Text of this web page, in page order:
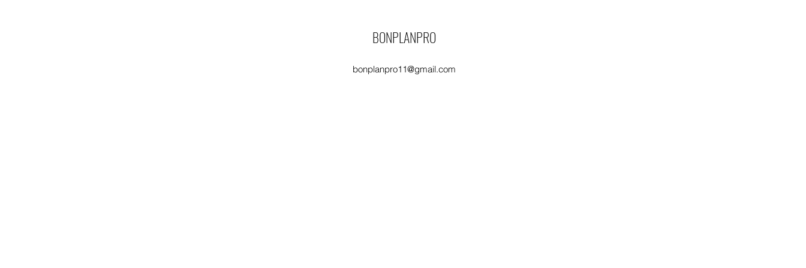
BONPLANPRO
bonplanpro11@gmail.com